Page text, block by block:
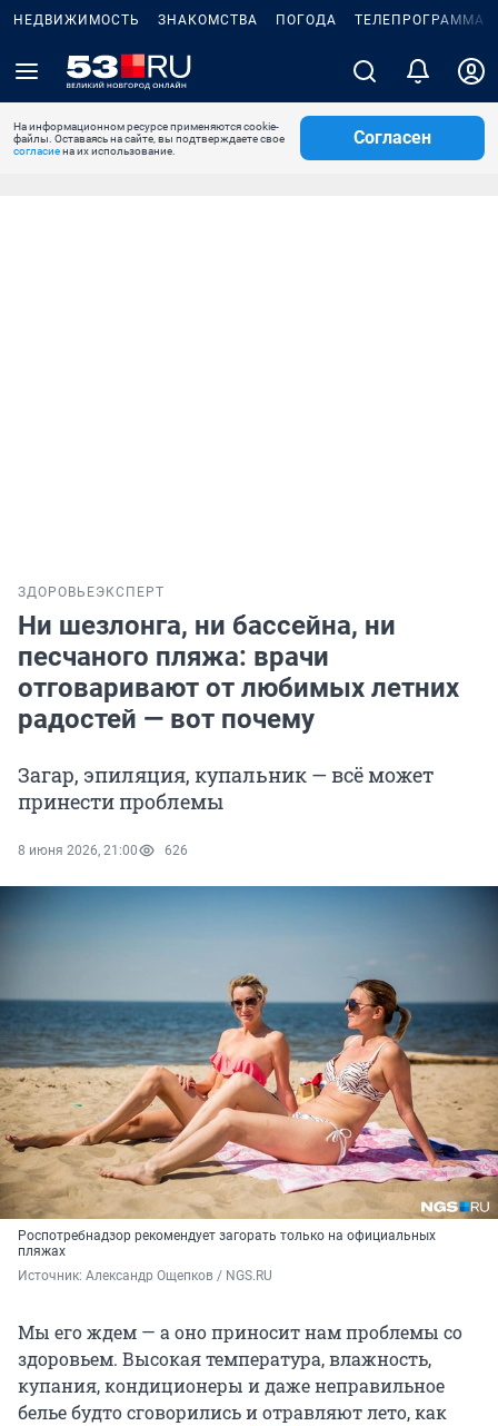
НЕДВИЖИМОСТЬ ЗНАКОМСТВА ПОГОДА ТЕЛЕПРОГРАММА
На информационном ресурсе применяются cookie-
файлы. Оставаясь на сайте, вы подтверждаете свое
согласиена их использование.
Согласен
ЗДОРОВЬЕЭКСПЕРТ
Ни шезлонга, ни бассейна, ни
песчаного пляжа: врачи
отговаривают от любимых летних
радостей — вот почему
Загар, эпиляция, купальник — всё может
принести проблемы
8 июня 2026, 21:00 626
Роспотребнадзор рекомендует загорать только на официальных
пляжах
Источник: Александр Ощепков / NGS.RU
Мы его ждем — а оно приносит нам проблемы со
здоровьем. Высокая температура, влажность,
купания, кондиционеры и даже неправильное
белье будто сговорились и отравляют лето, как